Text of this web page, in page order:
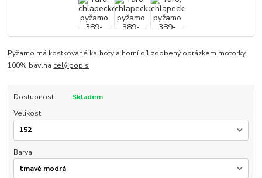
Pyžamo má kostkované kalhoty a horní díl zdobený obrázkem motorky.
100% bavlna celý popis
Dostupnost
Skladem
Velikost
Barva